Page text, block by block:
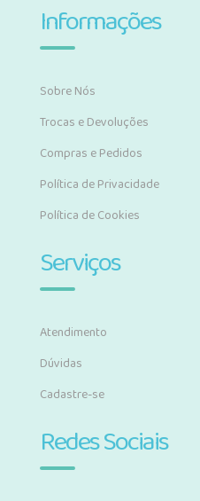
Informações
Sobre Nós
Trocas e Devoluções
Compras e Pedidos
Política de Privacidade
Política de Cookies
Serviços
Atendimento
Dúvidas
Cadastre-se
Redes Sociais